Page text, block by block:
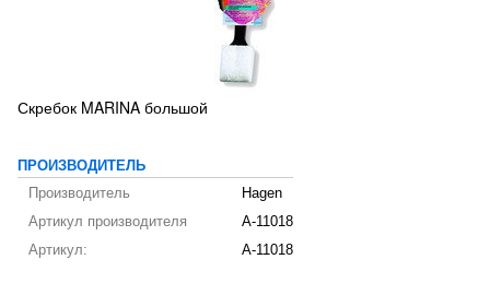
Скребок MARINA большой
ПРОИЗВОДИТЕЛЬ
Производитель
Hagen
Артикул производителя
A-11018
Артикул:
A-11018